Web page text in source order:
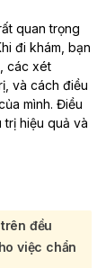
quan trọng
đi khám, bạn
các xét
và cách điều
mình. Điều
hiệu quả và
đều
việc chẩn